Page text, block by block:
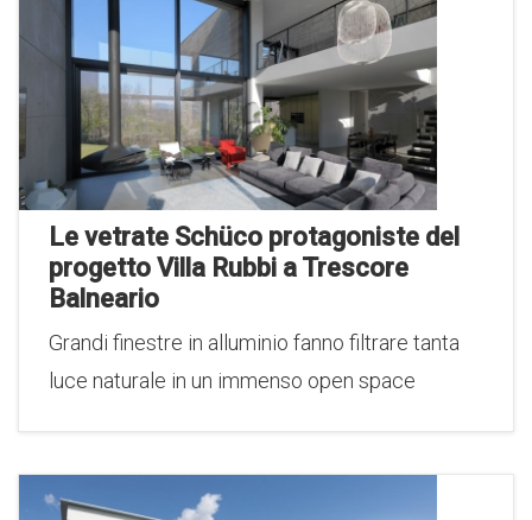
Le vetrate Schüco protagoniste del
progetto Villa Rubbi a Trescore
Balneario
Grandi finestre in alluminio fanno filtrare tanta
luce naturale in un immenso open space